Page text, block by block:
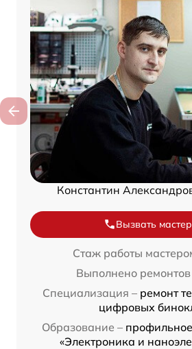
Константин
Вызвать
Стаж работы
Выполнено ремонтов
Специализация – ремонт
цифровых
Образование –
«Электроника и